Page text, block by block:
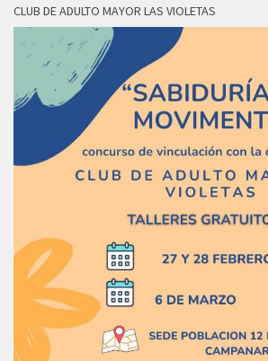
CLUB DE ADULTO MAYOR LAS VIOLETAS